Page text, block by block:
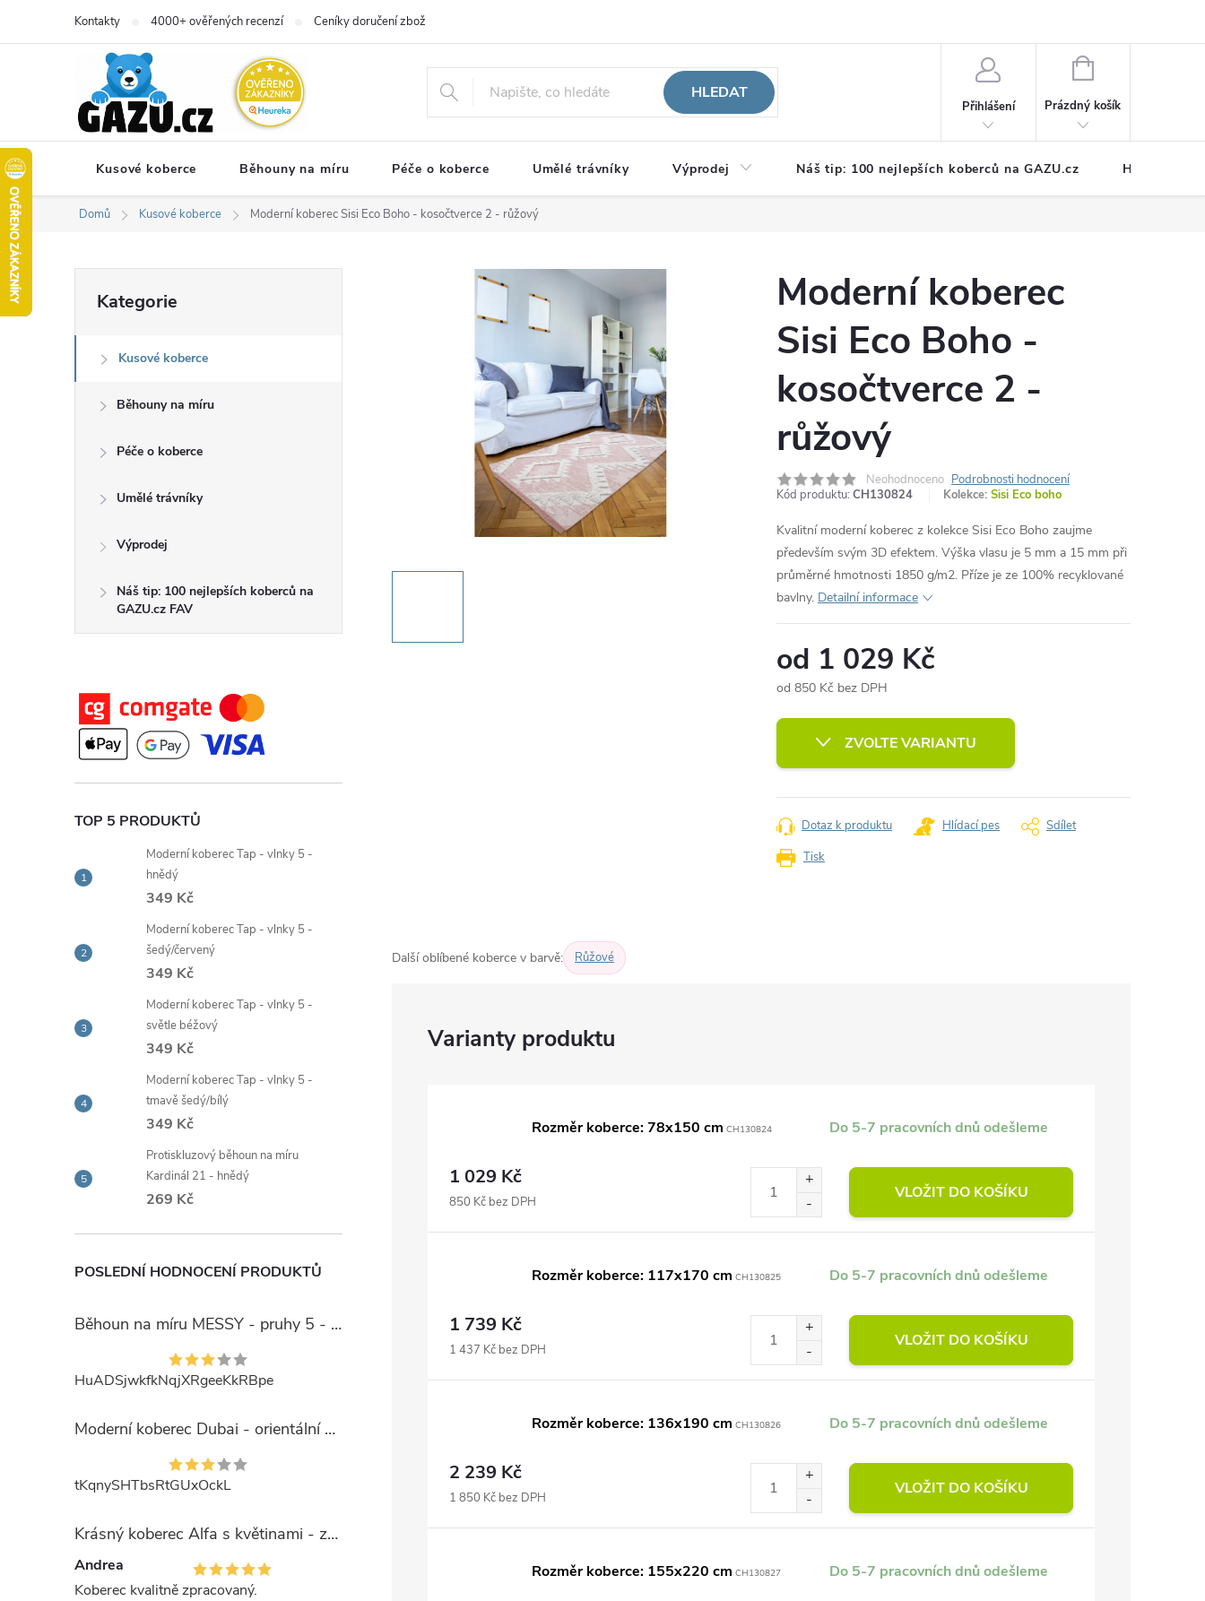
Kontakty 4000+ ověřených recenzí Ceníky doručení zboží
HLEDAT
Přihlášení
NÁKUPNÍ
Prázdný košík
Kusové koberce Běhouny na míru Péče o koberce Umělé trávníky Výprodej Náš tip: 100 nejlepších koberců na GAZU.cz Hodnocení
Domů Kusové koberce Moderní koberec Sisi Eco Boho - kosočtverce 2 - růžový
o
s
í
p
a
n
e
l
kategorie
Kategorie
Kusové koberce
Běhouny na míru
Péče o koberce
Umělé trávníky
Výprodej
Náš tip: 100 nejlepších koberců na
GAZU.cz FAV
TOP 5 PRODUKTŮ
Moderní koberec Tap - vlnky 5 -
hnědý
349 Kč
Moderní koberec Tap - vlnky 5 -
šedý/červený
349 Kč
Moderní koberec Tap - vlnky 5 -
světle béžový
349 Kč
Moderní koberec Tap - vlnky 5 -
tmavě šedý/bílý
349 Kč
Protiskluzový běhoun na míru
Kardinál 21 - hnědý
269 Kč
POSLEDNÍ HODNOCENÍ PRODUKTŮ
Běhoun na míru MESSY - pruhy 5 - béžový
HuADSjwkfkNqjXRgeeKkRBpe
Moderní koberec Dubai - orientální 6 - červený
tKqnySHTbsRtGUxOckL
Krásný koberec Alfa s květinami - zelený
Andrea
Koberec kvalitně zpracovaný.
Moderní koberec
Sisi Eco Boho -
kosočtverce 2 -
růžový
Neohodnoceno Podrobnosti hodnocení
Kód produktu: CH130824 Kolekce: Sisi Eco boho
Kvalitní moderní koberec z kolekce Sisi Eco Boho zaujme
především svým 3D efektem. Výška vlasu je 5 mm a 15 mm při
průměrné hmotnosti 1850 g/m2. Příze je ze 100% recyklované
bavlny. Detailní informace
od 1 029 Kč
od 850 Kč bez DPH
cena:
ZVOLTE VARIANTU
Tisk
Dotaz k produktu Hlídací pes Sdílet
Další oblíbené koberce v barvě: Růžové
Rozměr koberce: 78x150 cm CH130824 Do 5-7 pracovních dnů odešleme
1 029 Kč
850 Kč bez DPH VLOŽIT DO KOŠÍKU
Rozměr koberce: 117x170 cm CH130825 Do 5-7 pracovních dnů odešleme
1 739 Kč
1 437 Kč bez DPH VLOŽIT DO KOŠÍKU
Rozměr koberce: 136x190 cm CH130826 Do 5-7 pracovních dnů odešleme
2 239 Kč
1 850 Kč bez DPH VLOŽIT DO KOŠÍKU
Rozměr koberce: 155x220 cm CH130827 Do 5-7 pracovních dnů odešleme